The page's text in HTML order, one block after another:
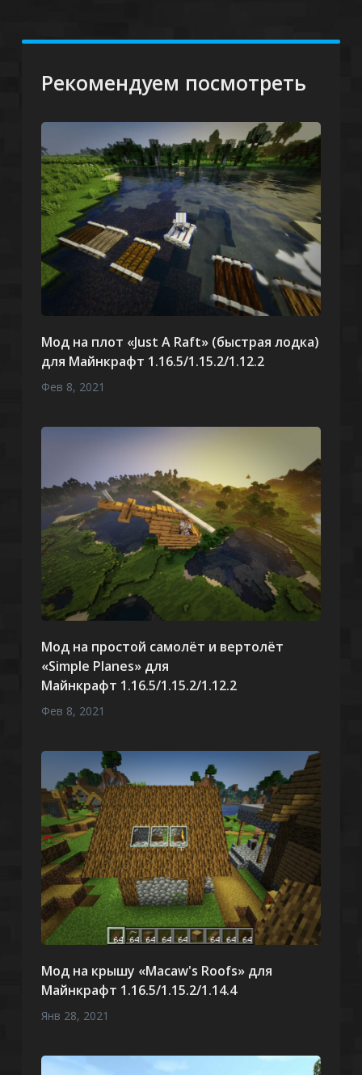
Рекомендуем посмотреть
Мод на плот «Just A Raft» (быстрая лодка)
для Майнкрафт 1.16.5/1.15.2/1.12.2
Фев 8, 2021
Мод на простой самолёт и вертолёт
«Simple Planes» для
Майнкрафт 1.16.5/1.15.2/1.12.2
Фев 8, 2021
Мод на крышу «Macaw's Roofs» для
Майнкрафт 1.16.5/1.15.2/1.14.4
Янв 28, 2021